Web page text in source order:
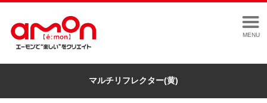
MENU
マルチリフレクター(黄)